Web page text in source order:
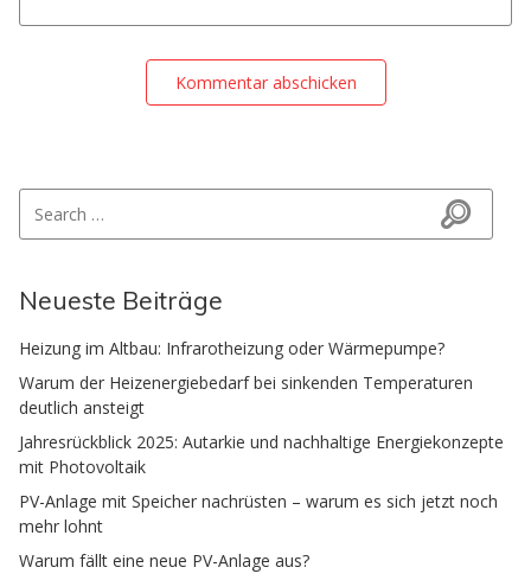
Search
Neueste Beiträge
Heizung im Altbau: Infrarotheizung oder Wärmepumpe?
Warum der Heizenergiebedarf bei sinkenden Temperaturen
deutlich ansteigt
Jahresrückblick 2025: Autarkie und nachhaltige Energiekonzepte
mit Photovoltaik
PV-Anlage mit Speicher nachrüsten – warum es sich jetzt noch
mehr lohnt
Warum fällt eine neue PV-Anlage aus?